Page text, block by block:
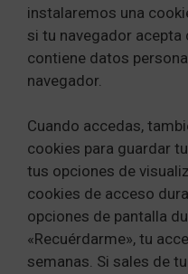
instalaremos una
si tu navegador acepta
contiene datos
navegador.
Cuando accedas,
cookies para guardar
tus opciones de
cookies de acceso
opciones de pantalla
«Recuérdarme», tu
semanas. Si sales de